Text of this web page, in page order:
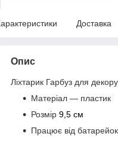
Доставка
Опис
Ліхтарик Гарбуз для
Матеріал — пластик
Розмір 9,5 см
Працює від